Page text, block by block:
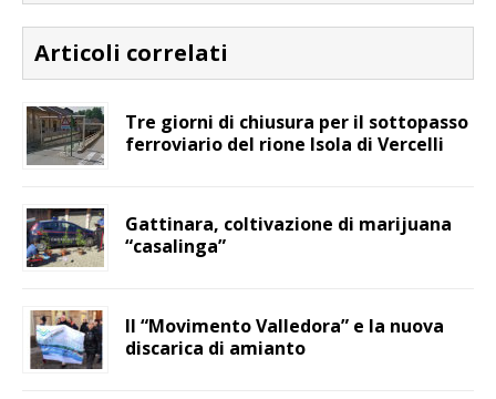
Articoli correlati
Tre giorni di chiusura per il sottopasso
ferroviario del rione Isola di Vercelli
Gattinara, coltivazione di marijuana
“casalinga”
Il “Movimento Valledora” e la nuova
discarica di amianto